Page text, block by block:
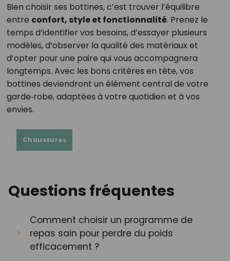
Bien choisir ses bottines, c’est trouver l’équilibre
entre confort, style et fonctionnalité. Prenez le
temps d’identifier vos besoins, d’essayer plusieurs
modèles, d’observer la qualité des matériaux et
d’opter pour une paire qui vous accompagnera
longtemps. Avec les bons critères en tête, vos
bottines deviendront un élément central de votre
garde‑robe, adaptées à votre quotidien et à vos
envies.
Chaussures
Questions fréquentes
Comment choisir un programme de
repas sain pour perdre du poids
efficacement ?